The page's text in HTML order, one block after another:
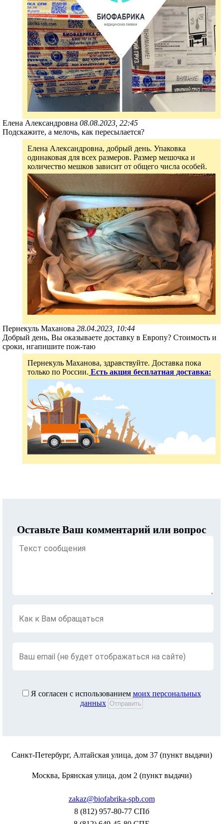
Елена Александровна 08.08.2023, 22:45
Подскажите, а мелочь, как пересылается?
Елена Александровна, добрый день. Упаковка
одинаковая для всех размеров. Размер мешочка и
количество мешков зависит от общего числа особей.
Пернекуль Маханова 28.04.2023, 10:44
Добрый день, Вы оказываете доставку в Европу? Стоимость и
сроки, нгапишите пож-таю
Пернекуль Маханова, здравствуйте. Доставка пока
только по России. Есть акция бесплатная доставка:
Оставьте Ваш комментарий или вопрос
Я согласен с использованием моих персональных
данных
Санкт-Петербург, Алтайская улица, дом 37 (пункт выдачи)
Москва, Брянская улица, дом 2 (пункт выдачи)
zakaz@biofabrika-spb.com
8 (812) 957-80-77 СПб